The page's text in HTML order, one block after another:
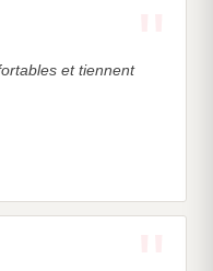
et tiennent